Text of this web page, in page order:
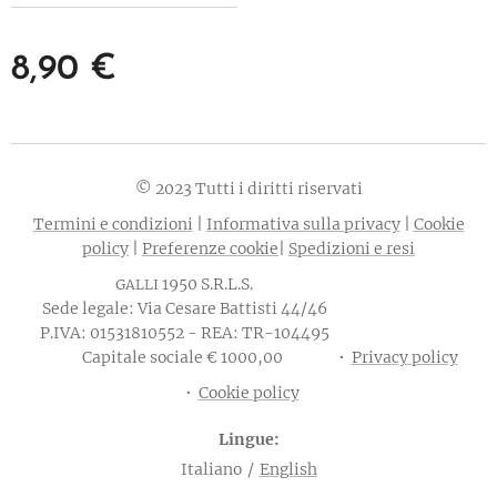
8,90 €
© 2023 Tutti i diritti riservati
Termini e condizioni
Informativa sulla privacy| Cookie
policy
Preferenze cookie Spedizioni e resi
GALLI 1950 S.R.L.S.
Sede legale: Via Cesare Battisti 44/46
P.IVA: 01531810552 - REA: TR-104495
Capitale sociale € 1000,00
Privacy policy
Cookie policy
Lingue
Italiano
English